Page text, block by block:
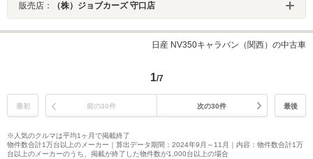
販売店： （株）ジョブカーズ 守口店
日産 NV350キャラバン（関西）の中古車
1/7
最初 前の30件 次の30件 最後
※人気のクルマは平均1ヶ月で掲載終了
物件数合計1万台以上のメーカー｜算出データ期間：2024年9月～11月｜内容：物件数合計1万
台以上のメーカーのうち、掲載が終了した物件数が1,000台以上の場合